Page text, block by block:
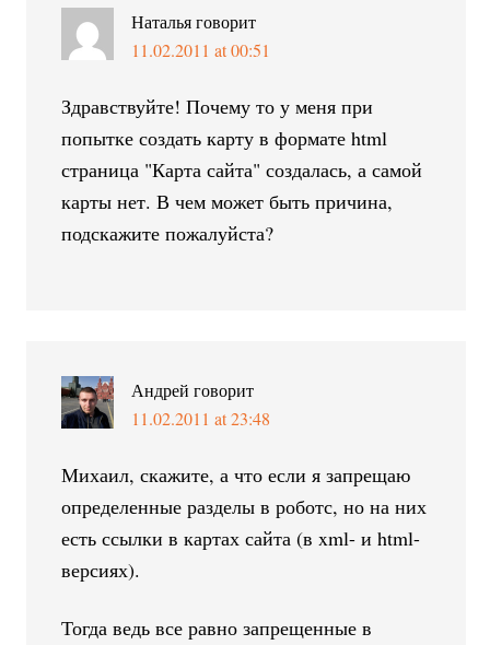
Наталья говорит
11.02.2011 at 00:51
Здравствуйте! Почему то у меня при
попытке создать карту в формате html
страница "Карта сайта" создалась, а самой
карты нет. В чем может быть причина,
подскажите пожалуйста?
Андрей говорит
11.02.2011 at 23:48
Михаил, скажите, а что если я запрещаю
определенные разделы в роботс, но на них
есть ссылки в картах сайта (в xml- и html-
версиях).
Тогда ведь все равно запрещенные в